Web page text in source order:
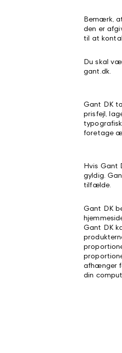
Bemærk,
den er
til at
Du skal
gant.dk.
Gant DK
prisfejl,
foretage
Hvis Gant
gyldig.
tilfælde.
Gant DK
Gant DK
afhænger
din